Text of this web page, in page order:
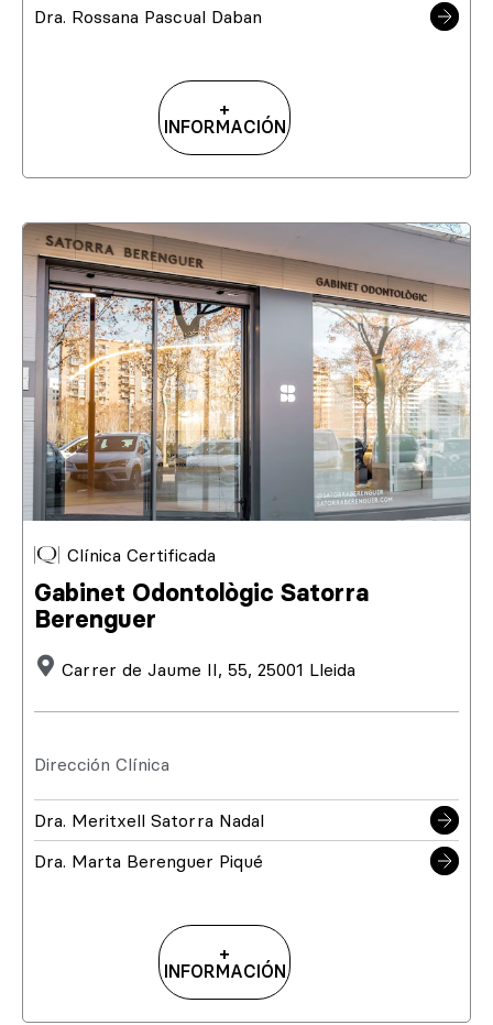
Dra. Rossana Pascual Daban
+
INFORMACIÓN
Clínica Certificada
Gabinet Odontològic Satorra
Berenguer
Carrer de Jaume II, 55, 25001 Lleida
Dirección Clínica
Dra. Meritxell Satorra Nadal
Dra. Marta Berenguer Piqué
+
INFORMACIÓN